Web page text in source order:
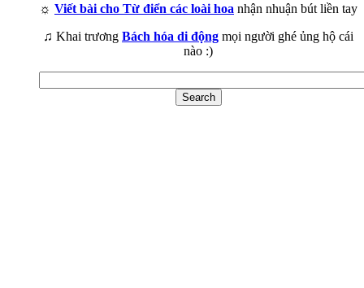
☼ Viết bài cho Từ điển các loài hoa nhận nhuận bút liền tay
♫ Khai trương Bách hóa di động mọi người ghé ủng hộ cái
nào :)